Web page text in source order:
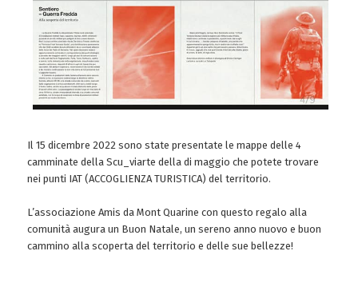
Il 15 dicembre 2022 sono state presentate le mappe delle 4
camminate della Scu_viarte della di maggio che potete trovare
nei punti IAT (ACCOGLIENZA TURISTICA) del territorio.
L’associazione Amis da Mont Quarine con questo regalo alla
comunità augura un Buon Natale, un sereno anno nuovo e buon
cammino alla scoperta del territorio e delle sue bellezze!